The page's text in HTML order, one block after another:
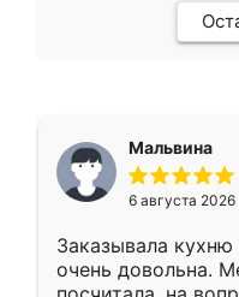
Мальвина
6 августа 2026
Заказывала кухню
очень довольна.